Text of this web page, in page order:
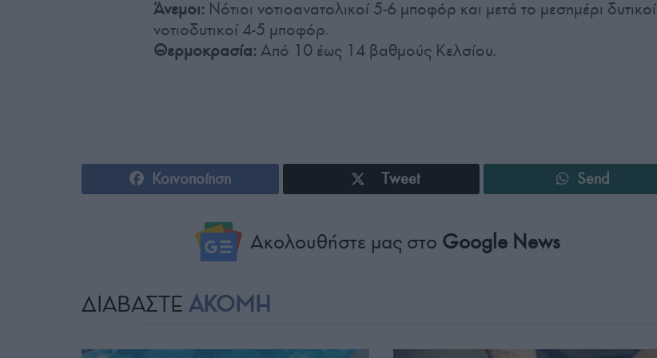
Άνεμοι: Νότιοι νοτιοανατολικοί 5-6 μποφόρ και μετά το μεσημέρι δυτικοί
νοτιοδυτικοί 4-5 μποφόρ.
Θερμοκρασία: Από 10 έως 14 βαθμούς Κελσίου.
Κοινοποίηση Tweet Send
Ακολουθήστε μας στο Google News
ΔΙΑΒΑΣΤΕ ΑΚΟΜΗ